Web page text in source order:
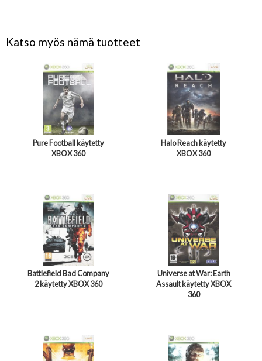
Katso myös nämä tuotteet
Pure Football käytetty
XBOX 360
Halo Reach käytetty
XBOX 360
Battlefield Bad Company
2 käytetty XBOX 360
Universe at War: Earth
Assault käytetty XBOX
360